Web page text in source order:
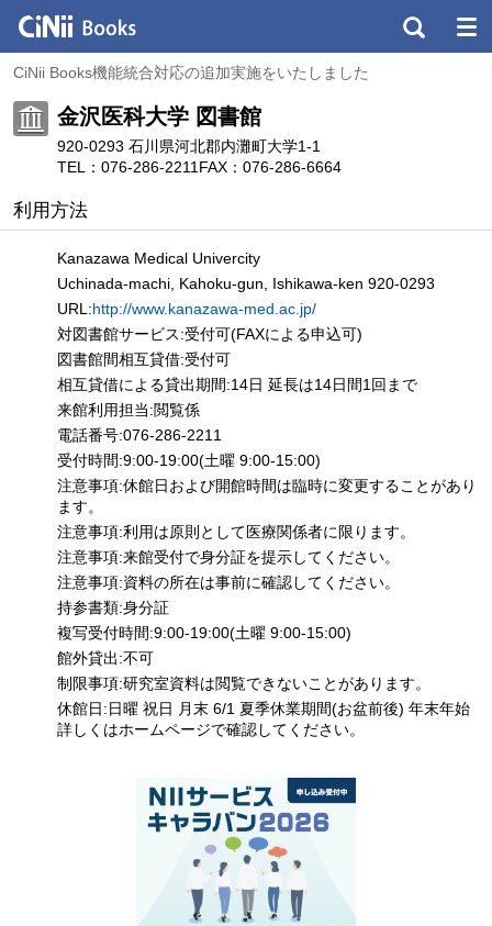
CiNii Books機能統合対応の追加実施をいたしました
金沢医科大学 図書館
920-0293 石川県河北郡内灘町大学1-1
TEL：076-286-2211 FAX：076-286-6664
利用方法
Kanazawa Medical Univercity
Uchinada-machi, Kahoku-gun, Ishikawa-ken 920-0293
URL:http://www.kanazawa-med.ac.jp/
対図書館サービス:受付可(FAXによる申込可)
図書館間相互貸借:受付可
相互貸借による貸出期間:14日 延長は14日間1回まで
来館利用担当:閲覧係
電話番号:076-286-2211
受付時間:9:00-19:00(土曜 9:00-15:00)
注意事項:休館日および開館時間は臨時に変更することがあり
ます。
注意事項:利用は原則として医療関係者に限ります。
注意事項:来館受付で身分証を提示してください。
注意事項:資料の所在は事前に確認してください。
持参書類:身分証
複写受付時間:9:00-19:00(土曜 9:00-15:00)
館外貸出:不可
制限事項:研究室資料は閲覧できないことがあります。
休館日:日曜 祝日 月末 6/1 夏季休業期間(お盆前後) 年末年始
詳しくはホームページで確認してください。